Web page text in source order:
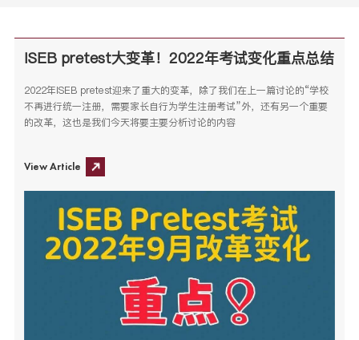
ISEB pretest大变革！2022年考试变化重点总结
2022年ISEB pretest迎来了重大的变革，除了我们在上一篇讨论的“学校
不再进行统一注册，需要家长自行为学生注册考试”外，还有另一个重要
的改革，这也是我们今天将要主要分析讨论的内容
View Article